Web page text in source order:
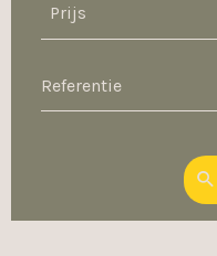
Prijs